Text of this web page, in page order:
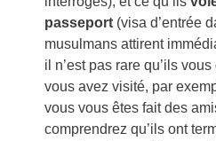
passeport (visa d’entrée
musulmans attirent
il n’est pas rare qu’ils
vous avez visité, par
vous vous êtes fait des
comprendrez qu’ils ont